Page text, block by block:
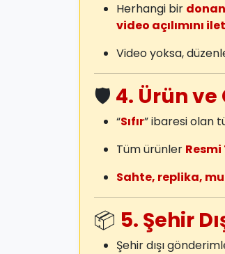
Herhangi bir
video açılımını
Video yoksa,
🛡️ 4. Ürün
“Sıfır” ibaresi olan
Tüm ürünler
Sahte, replika,
📦 5. Şehir
Şehir dışı